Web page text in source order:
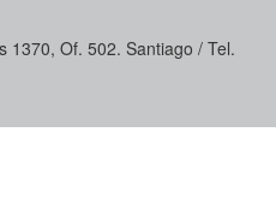
1370, Of. 502. Santiago / Tel.